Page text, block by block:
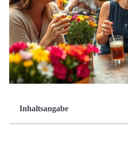
Inhaltsangabe